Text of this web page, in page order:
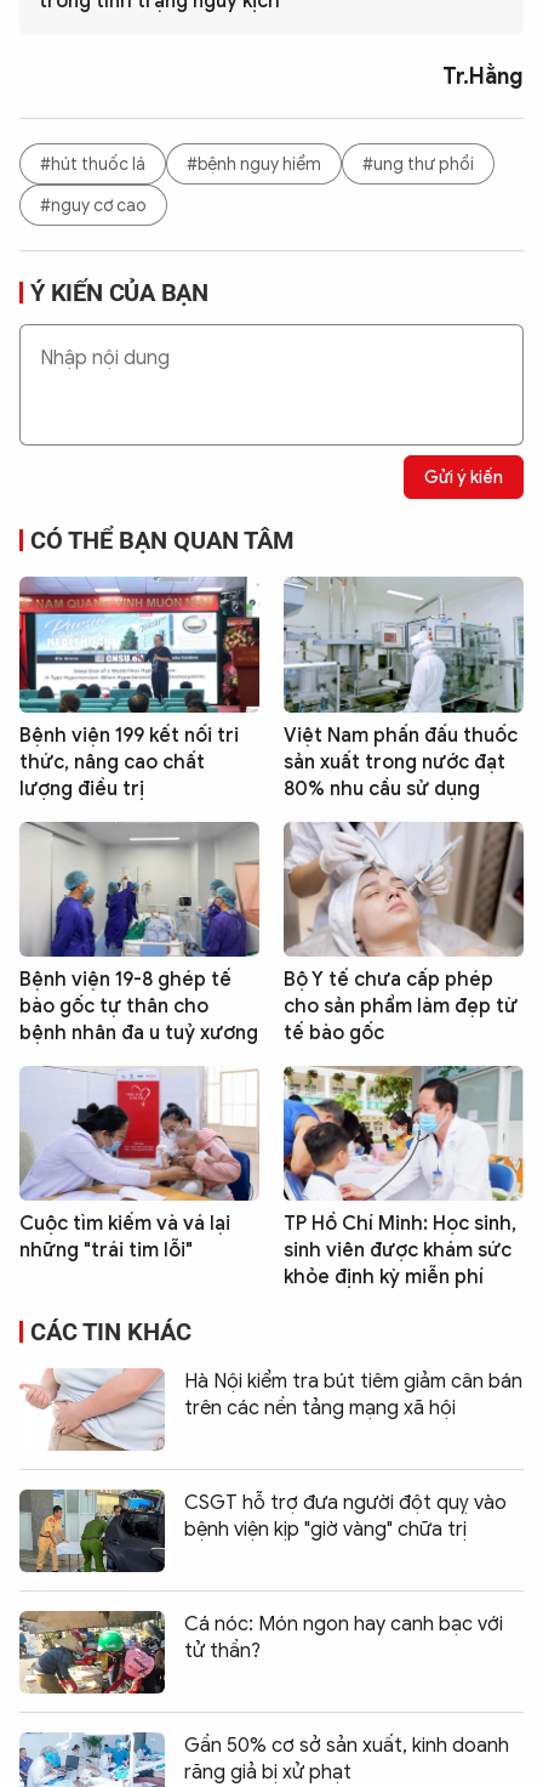
Tr.Hằng
#hút thuốc lá #bệnh nguy hiểm
#ung thư phổi
#nguy cơ cao
Ý KIẾN CỦA BẠN
Gửi ý kiến
CÓ THỂ BẠN QUAN TÂM
Bệnh viện 199 kết nối tri
thức, nâng cao chất
lượng điều trị
Việt Nam phấn đấu thuốc
sản xuất trong nước đạt
80% nhu cầu sử dụng
Bệnh viện 19-8 ghép tế
bào gốc tự thân cho
bệnh nhân đa u tuỷ xương
Bộ Y tế chưa cấp phép
cho sản phẩm làm đẹp từ
tế bào gốc
Cuộc tìm kiếm và vá lại
những "trái tim lỗi"
TP Hồ Chí Minh: Học sinh,
sinh viên được khám sức
khỏe định kỳ miễn phí
CÁC TIN KHÁC
Hà Nội kiểm tra bút tiêm giảm cân bán
trên các nền tảng mạng xã hội
CSGT hỗ trợ đưa người đột quỵ vào
bệnh viện kịp "giờ vàng" chữa trị
Cá nóc: Món ngon hay canh bạc với
tử thần?
Gần 50% cơ sở sản xuất, kinh doanh
răng giả bị xử phạt